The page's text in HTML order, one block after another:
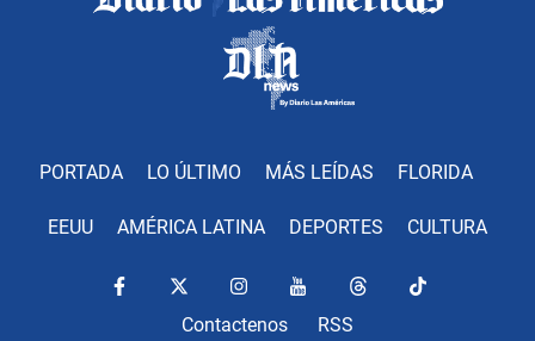
PORTADA LO ÚLTIMO MÁS LEÍDAS FLORIDA
EEUU AMÉRICA LATINA DEPORTES CULTURA
Contactenos RSS